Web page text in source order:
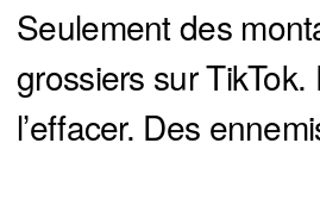
Seulement des
grossiers sur
l’effacer. Des